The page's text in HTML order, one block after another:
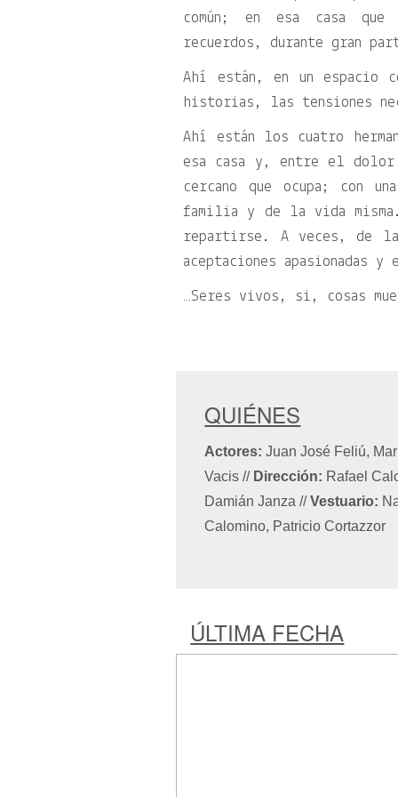
común; en esa casa
recuerdos, durante gran
Ahí están, en un espacio
historias, las tensiones
Ahí están los cuatro
esa casa y, entre el
cercano que ocupa; con
familia y de la vida
repartirse. A veces, de la
aceptaciones apasionadas
…Seres vivos, si, cosas
QUIÉNES
Actores: Juan José Feliú,
Vacis// Dirección: Rafael
Damián Janza// Vestuario:
Calomino, Patricio Cortazzor
ÚLTIMA FECHA